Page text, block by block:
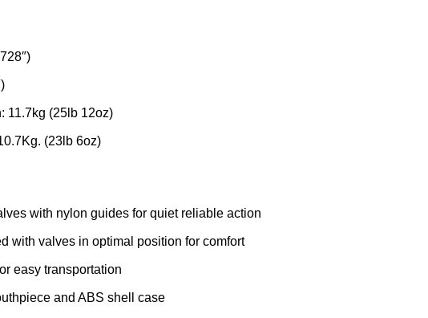
11.7kg (25lb 12oz)
(23lb 6oz)
with nylon guides for quiet reliable action
with valves in optimal position for comfort
easy transportation
and ABS shell case